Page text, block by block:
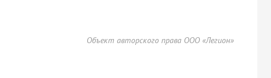
Объект авторского права ООО «Легион»